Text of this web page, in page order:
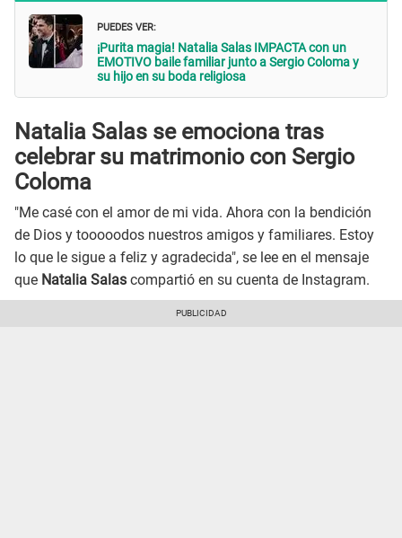
PUEDES VER:
¡Purita magia! Natalia Salas IMPACTA con un
EMOTIVO baile familiar junto a Sergio Coloma y
su hijo en su boda religiosa
Natalia Salas se emociona tras
celebrar su matrimonio con Sergio
Coloma
"Me casé con el amor de mi vida. Ahora con la bendición
de Dios y tooooodos nuestros amigos y familiares. Estoy
lo que le sigue a feliz y agradecida", se lee en el mensaje
que Natalia Salas compartió en su cuenta de Instagram.